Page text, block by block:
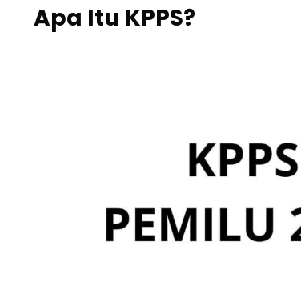
Apa Itu KPPS?